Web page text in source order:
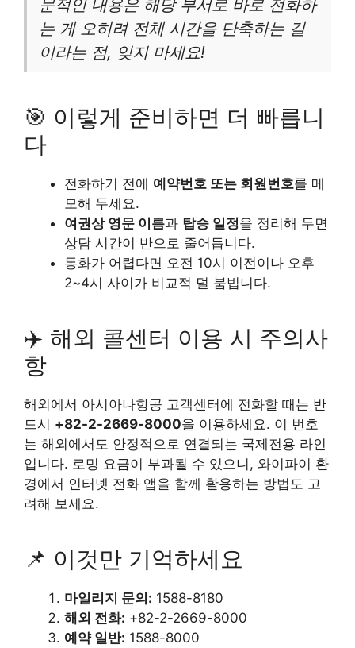
문적인 내용은 해당 부서로 바로 전화하
는 게 오히려 전체 시간을 단축하는 길
이라는 점, 잊지 마세요!
🎯 이렇게 준비하면 더 빠릅니
다
전화하기 전에 예약번호 또는 회원번호를 메
모해 두세요.
여권상 영문 이름과 탑승 일정을 정리해 두면
상담 시간이 반으로 줄어듭니다.
통화가 어렵다면 오전 10시 이전이나 오후
2~4시 사이가 비교적 덜 붐빕니다.
✈️ 해외 콜센터 이용 시 주의사
항
해외에서 아시아나항공 고객센터에 전화할 때는 반
드시 +82-2-2669-8000을 이용하세요. 이 번호
는 해외에서도 안정적으로 연결되는 국제전용 라인
입니다. 로밍 요금이 부과될 수 있으니, 와이파이 환
경에서 인터넷 전화 앱을 함께 활용하는 방법도 고
려해 보세요.
📌 이것만 기억하세요
마일리지 문의: 1588-8180
해외 전화: +82-2-2669-8000
예약 일반: 1588-8000